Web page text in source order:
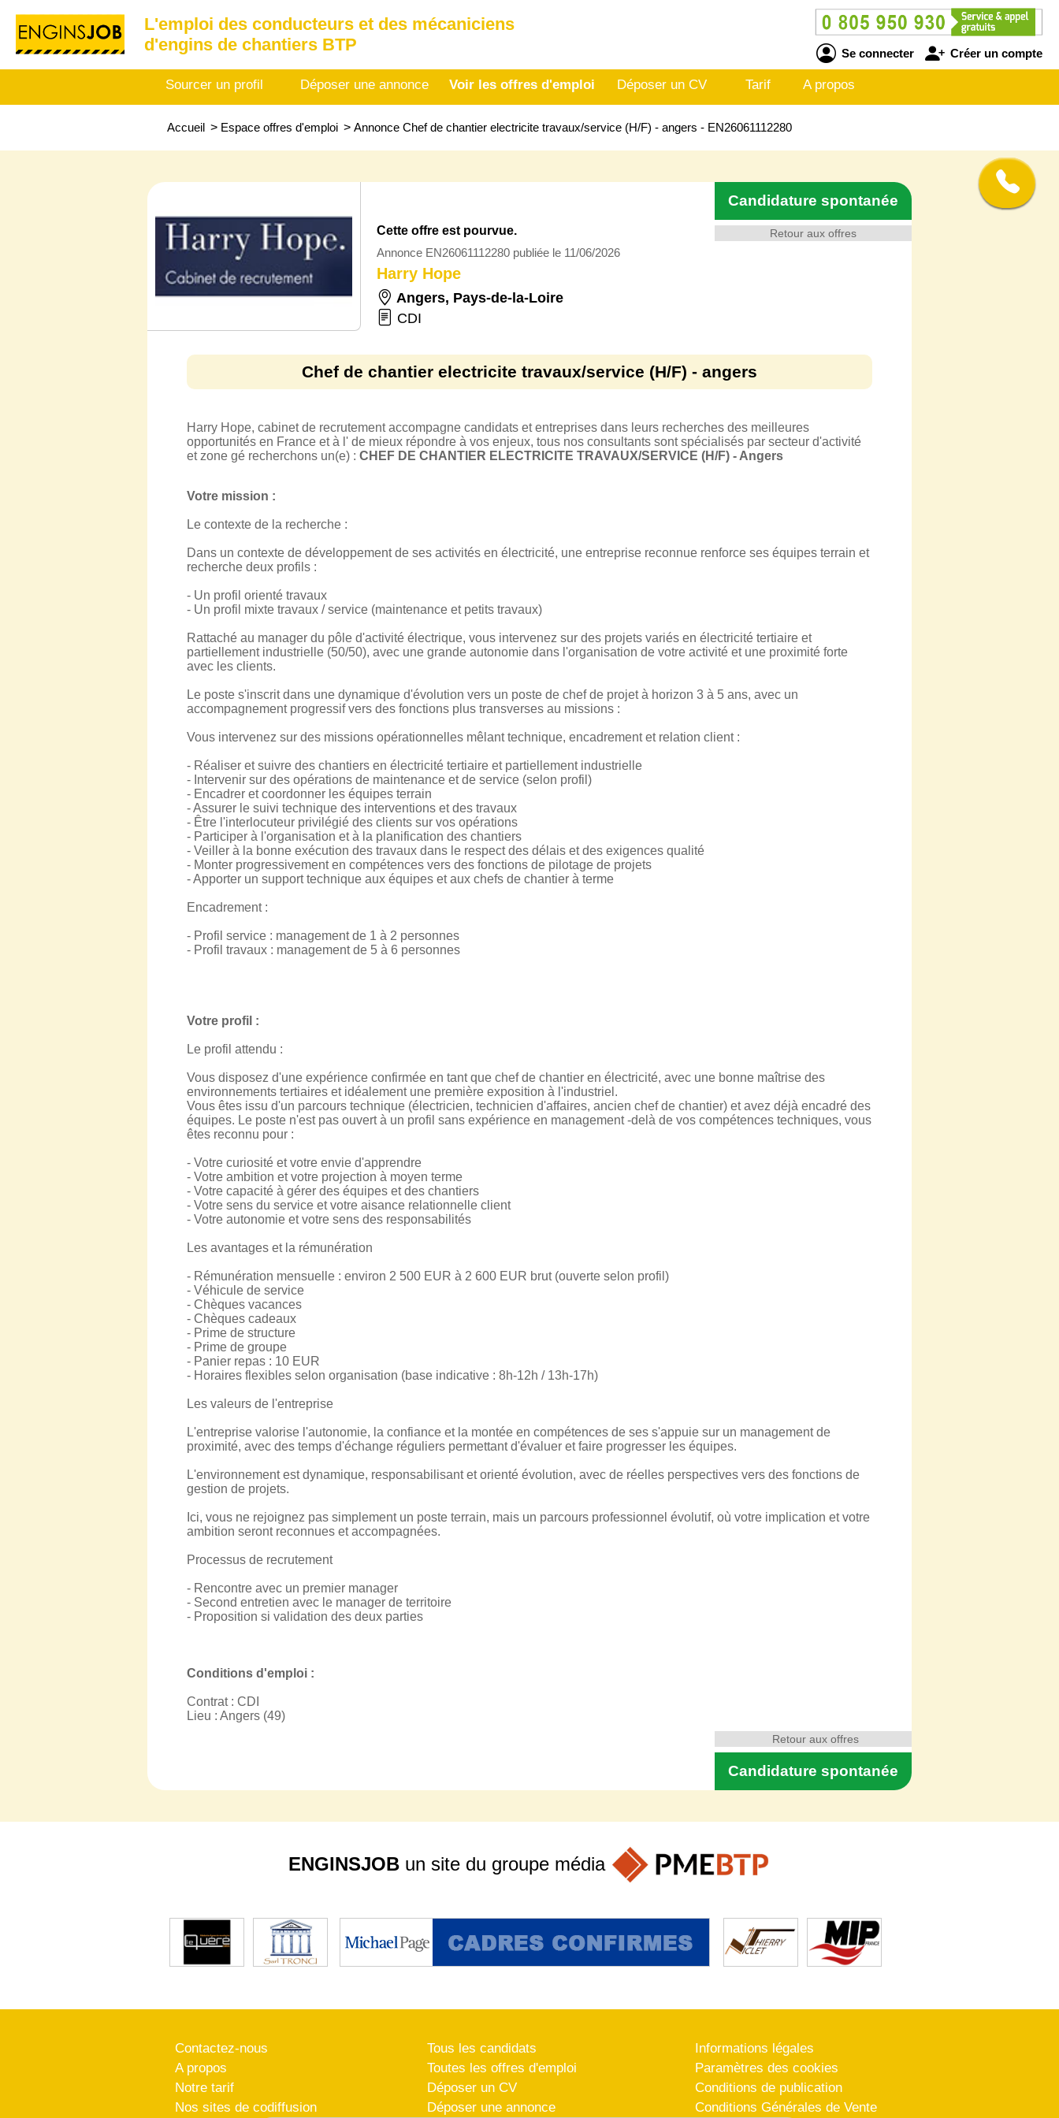
L'emploi des conducteurs et des mécaniciens
d'engins de chantiers BTP
Se connecter Créer un compte
Sourcer un profil Déposer une annonce Voir les offres d'emploi Déposer un CV Tarif A propos
Accueil > Espace offres d'emploi > Annonce Chef de chantier electricite travaux/service (H/F) - angers - EN26061112280
Retour aux offres
Candidature spontanée
Cette offre est pourvue.
Annonce EN26061112280 publiée le 11/06/2026
Harry Hope
Angers, Pays-de-la-Loire
CDI
Chef de chantier electricite travaux/service (H/F) - angers
Harry Hope, cabinet de recrutement accompagne candidats et entreprises dans leurs recherches des meilleures
opportunités en France et à l' de mieux répondre à vos enjeux, tous nos consultants sont spécialisés par secteur d'activité
et zone gé recherchons un(e) : CHEF DE CHANTIER ELECTRICITE TRAVAUX/SERVICE (H/F) - Angers
Votre mission :
Le contexte de la recherche :
Dans un contexte de développement de ses activités en électricité, une entreprise reconnue renforce ses équipes terrain et
recherche deux profils :
- Un profil orienté travaux
- Un profil mixte travaux / service (maintenance et petits travaux)
Rattaché au manager du pôle d'activité électrique, vous intervenez sur des projets variés en électricité tertiaire et
partiellement industrielle (50/50), avec une grande autonomie dans l'organisation de votre activité et une proximité forte
avec les clients.
Le poste s'inscrit dans une dynamique d'évolution vers un poste de chef de projet à horizon 3 à 5 ans, avec un
accompagnement progressif vers des fonctions plus transverses au missions :
Vous intervenez sur des missions opérationnelles mêlant technique, encadrement et relation client :
- Réaliser et suivre des chantiers en électricité tertiaire et partiellement industrielle
- Intervenir sur des opérations de maintenance et de service (selon profil)
- Encadrer et coordonner les équipes terrain
- Assurer le suivi technique des interventions et des travaux
- Être l'interlocuteur privilégié des clients sur vos opérations
- Participer à l'organisation et à la planification des chantiers
- Veiller à la bonne exécution des travaux dans le respect des délais et des exigences qualité
- Monter progressivement en compétences vers des fonctions de pilotage de projets
- Apporter un support technique aux équipes et aux chefs de chantier à terme
Encadrement :
- Profil service : management de 1 à 2 personnes
- Profil travaux : management de 5 à 6 personnes
Votre profil :
Le profil attendu :
Vous disposez d'une expérience confirmée en tant que chef de chantier en électricité, avec une bonne maîtrise des
environnements tertiaires et idéalement une première exposition à l'industriel.
Vous êtes issu d'un parcours technique (électricien, technicien d'affaires, ancien chef de chantier) et avez déjà encadré des
équipes. Le poste n'est pas ouvert à un profil sans expérience en management -delà de vos compétences techniques, vous
êtes reconnu pour :
- Votre curiosité et votre envie d'apprendre
- Votre ambition et votre projection à moyen terme
- Votre capacité à gérer des équipes et des chantiers
- Votre sens du service et votre aisance relationnelle client
- Votre autonomie et votre sens des responsabilités
Les avantages et la rémunération
- Rémunération mensuelle : environ 2 500 EUR à 2 600 EUR brut (ouverte selon profil)
- Véhicule de service
- Chèques vacances
- Chèques cadeaux
- Prime de structure
- Prime de groupe
- Panier repas : 10 EUR
- Horaires flexibles selon organisation (base indicative : 8h-12h / 13h-17h)
Les valeurs de l'entreprise
L'entreprise valorise l'autonomie, la confiance et la montée en compétences de ses s'appuie sur un management de
proximité, avec des temps d'échange réguliers permettant d'évaluer et faire progresser les équipes.
L'environnement est dynamique, responsabilisant et orienté évolution, avec de réelles perspectives vers des fonctions de
gestion de projets.
Ici, vous ne rejoignez pas simplement un poste terrain, mais un parcours professionnel évolutif, où votre implication et votre
ambition seront reconnues et accompagnées.
Processus de recrutement
- Rencontre avec un premier manager
- Second entretien avec le manager de territoire
- Proposition si validation des deux parties
Conditions d'emploi :
Contrat : CDI
Lieu : Angers (49)
Candidature spontanée
Retour aux offres
ENGINSJOB un site du groupe média
Contactez-nous
A propos
Notre tarif
Nos sites de codiffusion
Tous les candidats
Toutes les offres d'emploi
Déposer un CV
Déposer une annonce
Informations légales
Paramètres des cookies
Conditions de publication
Conditions Générales de Vente